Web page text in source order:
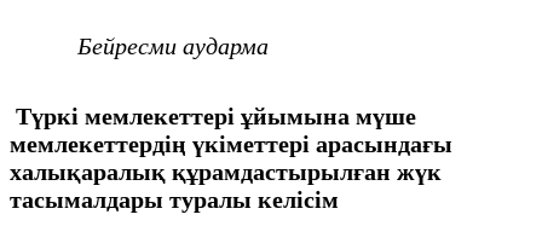
Бейресми аударма
Түркі мемлекеттері ұйымына мүше
мемлекеттердің үкіметтері арасындағы
халықаралық құрамдастырылған жүк
тасымалдары туралы келісім